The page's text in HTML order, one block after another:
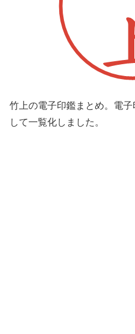
竹上の電子印鑑まとめ。電
して一覧化しました。